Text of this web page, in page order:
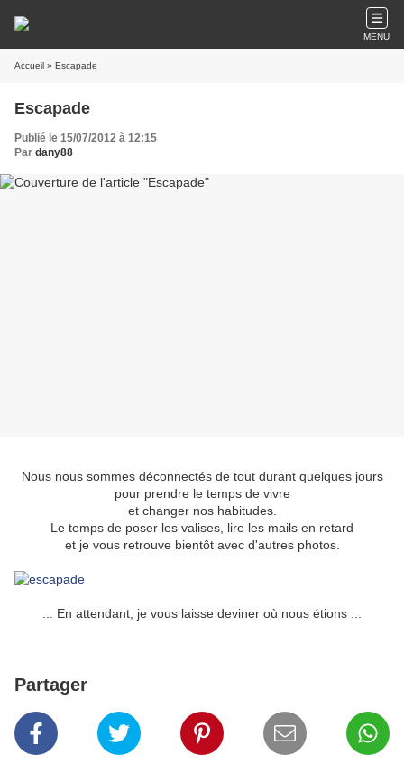
MENU
Accueil » Escapade
Escapade
Publié le 15/07/2012 à 12:15
Par dany88
Nous nous sommes déconnectés de tout durant quelques jours
pour prendre le temps de vivre
et changer nos habitudes.
Le temps de poser les valises, lire les mails en retard
et je vous retrouve bientôt avec d'autres photos.
... En attendant, je vous laisse deviner où nous étions ...
Partager